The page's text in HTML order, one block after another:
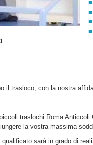
il trasloco, con la nostra
piccoli traslochi RomaAnticcoli
la vostra massima
qualificato sarà in grado di